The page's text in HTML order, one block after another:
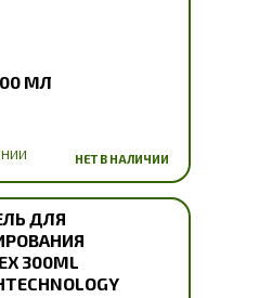
МЛ
НЕТ В НАЛИЧИИ